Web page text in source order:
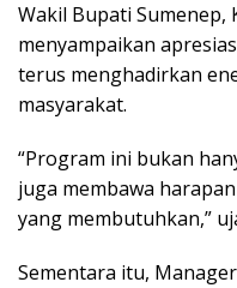
Wakil Bupati Sumenep,
menyampaikan
terus menghadirkan
masyarakat.
“Program ini bukan
juga membawa
yang membutuhkan,”
Sementara itu,